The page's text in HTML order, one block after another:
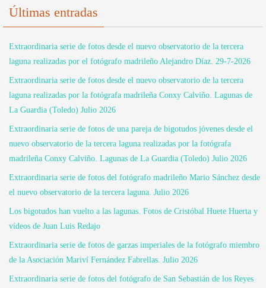
Últimas entradas
Extraordinaria serie de fotos desde el nuevo observatorio de la tercera
laguna realizadas por el fotógrafo madrileño Alejandro Díaz. 29-7-2026
Extraordinaria serie de fotos desde el nuevo observatorio de la tercera
laguna realizadas por la fotógrafa madrileña Conxy Calviño. Lagunas de
La Guardia (Toledo) Julio 2026
Extraordinaria serie de fotos de una pareja de bigotudos jóvenes desde el
nuevo observatorio de la tercera laguna realizadas por la fotógrafa
madrileña Conxy Calviño. Lagunas de La Guardia (Toledo) Julio 2026
Extraordinaria serie de fotos del fotógrafo madrileño Mario Sánchez desde
el nuevo observatorio de la tercera laguna. Julio 2026
Los bigotudos han vuelto a las lagunas. Fotos de Cristóbal Huete Huerta y
vídeos de Juan Luis Redajo
Extraordinaria serie de fotos de garzas imperiales de la fotógrafo miembro
de la Asociación Mariví Fernández Fabrellas. Julio 2026
Extraordinaria serie de fotos del fotógrafo de San Sebastián de los Reyes